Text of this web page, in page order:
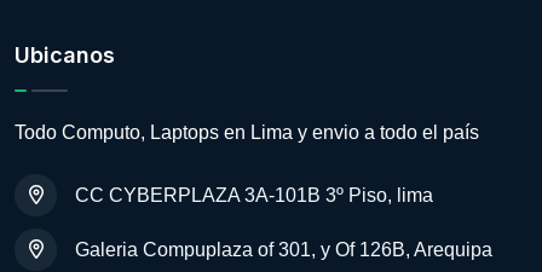
Ubicanos
Todo Computo, Laptops en Lima y envio a todo el país
CC CYBERPLAZA 3A-101B 3º Piso, lima
Galeria Compuplaza of 301, y Of 126B, Arequipa